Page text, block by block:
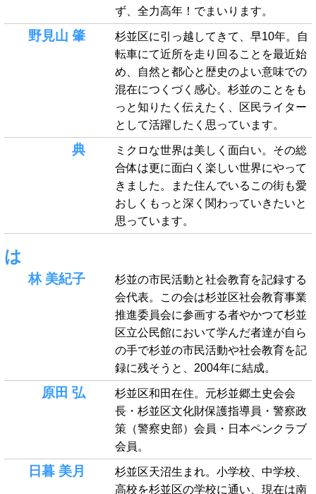
ず、全力高年！でまいります。
野見山 肇
杉並区に引っ越してきて、早10年。自
転車にて近所を走り回ることを最近始
め、自然と都心と歴史のよい意味での
混在につくづく感心。杉並のことをも
っと知りたく伝えたく、区民ライター
として活躍したく思っています。
典
ミクロな世界は美しく面白い。その総
合体は更に面白く楽しい世界にやって
きました。また住んでいるこの街も愛
おしくもっと深く関わっていきたいと
思っています。
は
林 美紀子
杉並の市民活動と社会教育を記録する
会代表。この会は杉並区社会教育事業
推進委員会に参画する者やかつて杉並
区立公民館において学んだ者達が自ら
の手で杉並の市民活動や社会教育を記
録に残そうと、2004年に結成。
原田 弘
杉並区和田在住。元杉並郷土史会会
長・杉並区文化財保護指導員・警察政
策（警察史部）会員・日本ペンクラブ
会員。
日暮 美月
杉並区天沼生まれ。小学校、中学校、
高校を杉並区の学校に通い、現在は南